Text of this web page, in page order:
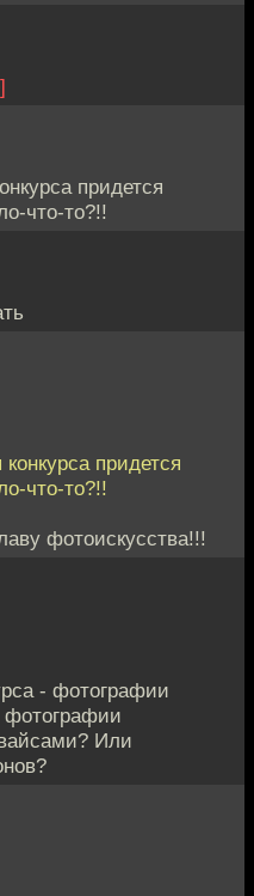
придется
что-то?!!
придется
что-то?!!
фотоискусства!!!
- фотографии
Или